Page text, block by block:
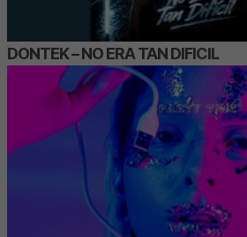
DONTEK – NO ERA TAN DIFICIL